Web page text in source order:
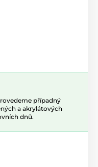
případný
a akrylátových
dnů.